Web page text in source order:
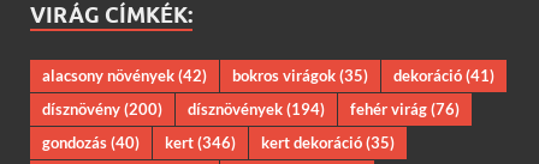
VIRÁG CÍMKÉK:
alacsony növények(42) bokros virágok(35) dekoráció(41)
dísznövény(200) dísznövények(194) fehér virág(76)
gondozás(40) kert(346) kert dekoráció(35)